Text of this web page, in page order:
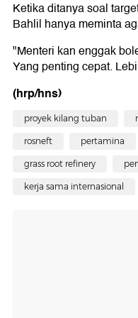
Ketika ditanya soal
Bahlil hanya meminta
"Menteri kan enggak
Yang penting cepat.
(hrp/hns)
proyek kilang tuban
rosneft pertamina
grass root refinery
kerja sama internasional